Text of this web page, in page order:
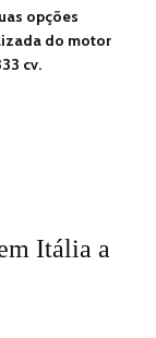
opções
do motor
cv.
Itália a